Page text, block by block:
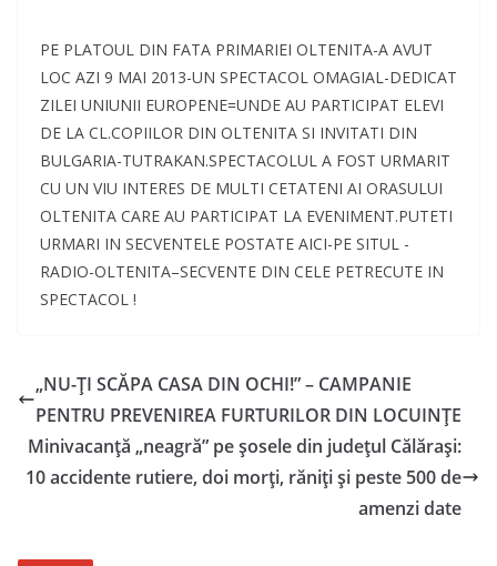
PE PLATOUL DIN FATA PRIMARIEI OLTENITA-A AVUT
LOC AZI 9 MAI 2013-UN SPECTACOL OMAGIAL-DEDICAT
ZILEI UNIUNII EUROPENE=UNDE AU PARTICIPAT ELEVI
DE LA CL.COPIILOR DIN OLTENITA SI INVITATI DIN
BULGARIA-TUTRAKAN.SPECTACOLUL A FOST URMARIT
CU UN VIU INTERES DE MULTI CETATENI AI ORASULUI
OLTENITA CARE AU PARTICIPAT LA EVENIMENT.PUTETI
URMARI IN SECVENTELE POSTATE AICI-PE SITUL -
RADIO-OLTENITA–SECVENTE DIN CELE PETRECUTE IN
SPECTACOL !
„NU-ŢI SCĂPA CASA DIN OCHI!” – CAMPANIE
PENTRU PREVENIREA FURTURILOR DIN LOCUINŢE
Minivacanță „neagră” pe şosele din judeţul Călăraşi:
10 accidente rutiere, doi morţi, răniţi și peste 500 de
amenzi date